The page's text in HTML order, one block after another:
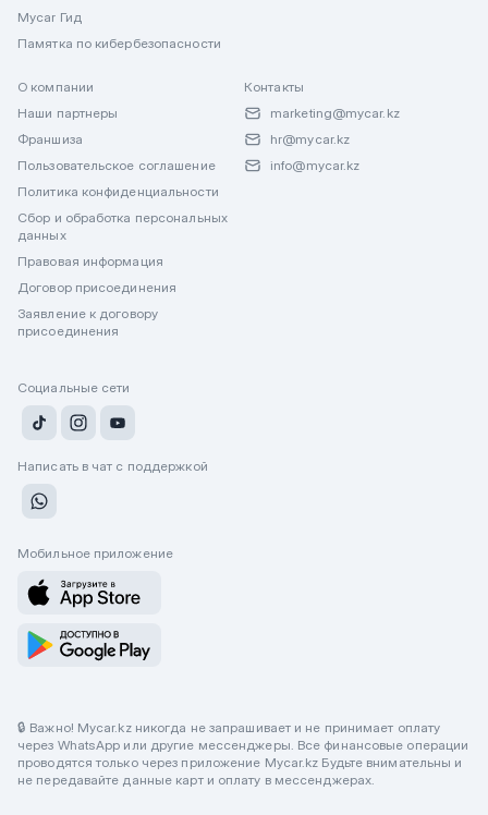
Mycar Гид
Памятка по кибербезопасности
О компании
Наши партнеры
Франшиза
Пользовательское соглашение
Политика конфиденциальности
Сбор и обработка персональных
данных
Правовая информация
Договор присоединения
Заявление к договору
присоединения
Контакты
marketing@mycar.kz
hr@mycar.kz
info@mycar.kz
Социальные сети
Написать в чат с поддержкой
Мобильное приложение
🔒 Важно! Mycar.kz никогда не запрашивает и не принимает оплату
через WhatsApp или другие мессенджеры. Все финансовые операции
проводятся только через приложение Mycar.kz Будьте внимательны и
не передавайте данные карт и оплату в мессенджерах.